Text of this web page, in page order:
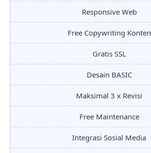
Responsive Web
Free Copywriting Konten
Gratis SSL
Desain BASIC
Maksimal 3 x Revisi
Free Maintenance
Integrasi Sosial Media